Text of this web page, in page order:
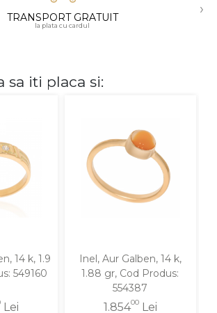
TRANSPORT GRATUIT
la plata cu cardul
›
sa iti placa si:
14 k, 1.9
549160
Lei
Inel, Aur Galben, 14 k,
1.88 gr, Cod Produs:
554387
1.85400Lei